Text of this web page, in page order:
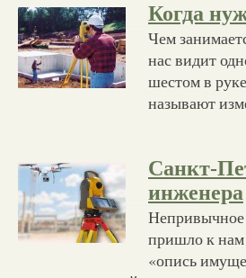
Когда
Чем
нас видит
шестом в
называют
Санкт-
инженера
Непривычное
пришло к нам
«опись